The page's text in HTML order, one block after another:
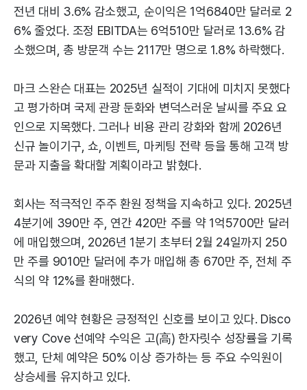
전년 대비 3.6% 감소했고, 순이익은 1억6840만 달러로 2
6% 줄었다. 조정 EBITDA는 6억510만 달러로 13.6% 감
소했으며, 총 방문객 수는 2117만 명으로 1.8% 하락했다.
마크 스완슨 대표는 2025년 실적이 기대에 미치지 못했다
고 평가하며 국제 관광 둔화와 변덕스러운 날씨를 주요 요
인으로 지목했다. 그러나 비용 관리 강화와 함께 2026년
신규 놀이기구, 쇼, 이벤트, 마케팅 전략 등을 통해 고객 방
문과 지출을 확대할 계획이라고 밝혔다.
회사는 적극적인 주주 환원 정책을 지속하고 있다. 2025년
4분기에 390만 주, 연간 420만 주를 약 1억5700만 달러
에 매입했으며, 2026년 1분기 초부터 2월 24일까지 250
만 주를 9010만 달러에 추가 매입해 총 670만 주, 전체 주
식의 약 12%를 환매했다.
2026년 예약 현황은 긍정적인 신호를 보이고 있다. Disco
very Cove 선예약 수익은 고(高) 한자릿수 성장률을 기록
했고, 단체 예약은 50% 이상 증가하는 등 주요 수익원이
상승세를 유지하고 있다.